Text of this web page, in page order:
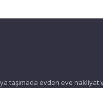
taşımada evden eve nakliyat